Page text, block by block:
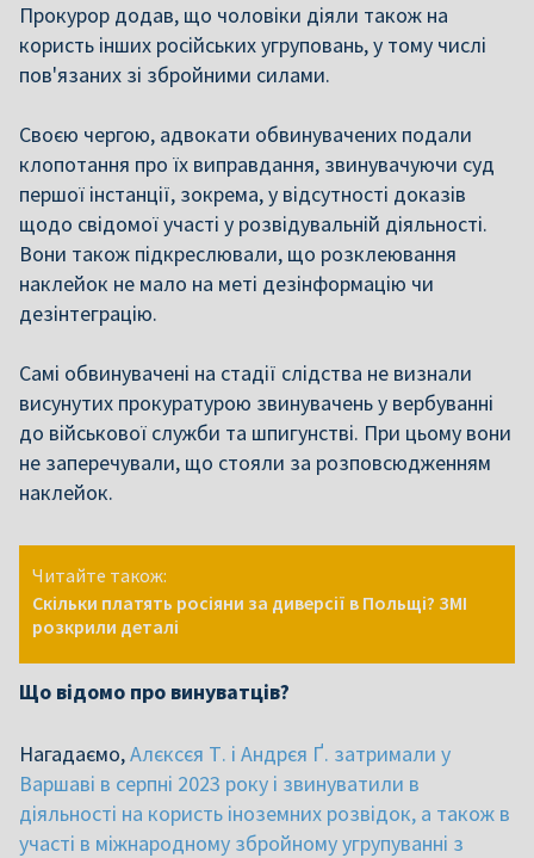
Прокурор додав, що чоловіки діяли також на
користь інших російських угруповань, у тому числі
пов'язаних зі збройними силами.
Своєю чергою, адвокати обвинувачених подали
клопотання про їх виправдання, звинувачуючи суд
першої інстанції, зокрема, у відсутності доказів
щодо свідомої участі у розвідувальній діяльності.
Вони також підкреслювали, що розклеювання
наклейок не мало на меті дезінформацію чи
дезінтеграцію.
Самі обвинувачені на стадії слідства не визнали
висунутих прокуратурою звинувачень у вербуванні
до військової служби та шпигунстві. При цьому вони
не заперечували, що стояли за розповсюдженням
наклейок.
Читайте також:
Скільки платять росіяни за диверсії в Польщі? ЗМІ
розкрили деталі
Що відомо про винуватців?
Нагадаємо,Алєксєя Т. і Андрєя Ґ. затримали у
Варшаві в серпні 2023 року і звинуватили в
діяльності на користь іноземних розвідок, а також в
участі в міжнародному збройному угрупуванні з